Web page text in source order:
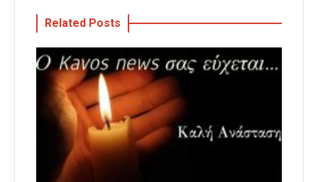
Related Posts